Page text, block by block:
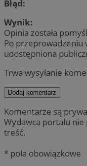
Błąd:
Wynik:
Opinia została
Po przeprowadzeniu
udostępniona
Trwa wysyłanie
Dodaj komentarz
Komentarze są
Wydawca portalu nie
treść.
* pola obowiązkowe